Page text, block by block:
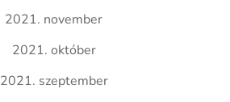
2021. november
2021. október
2021. szeptember